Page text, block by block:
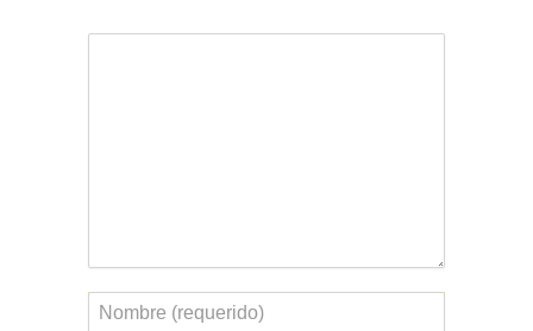
Nombre